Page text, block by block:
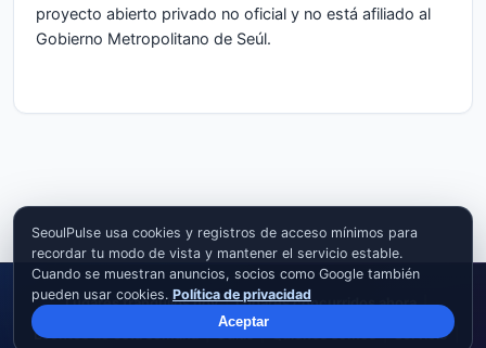
proyecto abierto privado no oficial y no está afiliado al
Gobierno Metropolitano de Seúl.
Lugares tranquilos hoy | Lugares concurridos ahora |
Eventos de esta semana
Guías Servicio
SeoulPulse usa cookies y registros de acceso mínimos para
recordar tu modo de vista y mantener el servicio estable.
Cuando se muestran anuncios, socios como Google también
pueden usar cookies. Política de privacidad
Aceptar